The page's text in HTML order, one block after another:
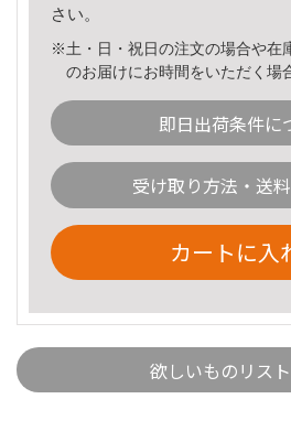
さい。
※土・日・祝日の注文の場合や在
のお届けにお時間をいただく場
即日出荷条件に
受け取り方法・送
カートに入
欲しいものリス